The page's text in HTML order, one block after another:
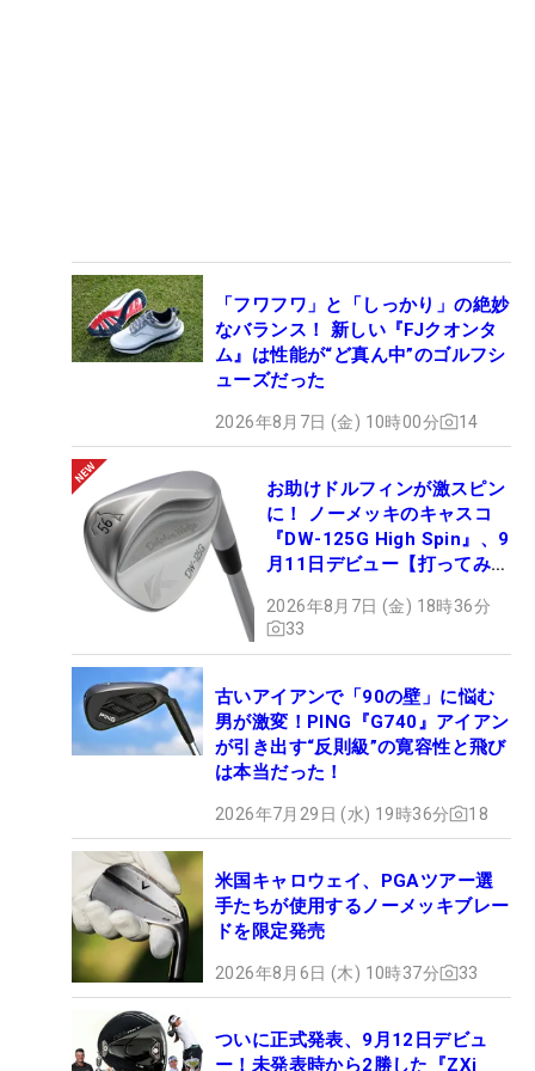
「フワフワ」と「しっかり」の絶妙
なバランス！ 新しい『FJクオンタ
ム』は性能が“ど真ん中”のゴルフシ
ューズだった
2026年8月7日 (金) 10時00分 14
お助けドルフィンが激スピン
に！ ノーメッキのキャスコ
『DW-125G High Spin』、9
月11日デビュー【打ってみ
2026年8月7日 (金) 18時36分
33
古いアイアンで「90の壁」に悩む
男が激変！PING『G740』アイアン
が引き出す“反則級”の寛容性と飛び
は本当だった！
2026年7月29日 (水) 19時36分 18
米国キャロウェイ、PGAツアー選
手たちが使用するノーメッキブレー
ドを限定発売
2026年8月6日 (木) 10時37分 33
ついに正式発表、9月12日デビュ
ー！未発表時から2勝した『ZXi